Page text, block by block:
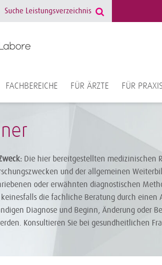
FACHBEREICHE FÜR ÄRZTE FÜR
Die hier bereitgestellten medizinischen
und der allgemeinen
oder erwähnten diagnostischen
die fachliche Beratung durch
Diagnose und Beginn, Änderung oder
Konsultieren Sie bei gesundheitlichen